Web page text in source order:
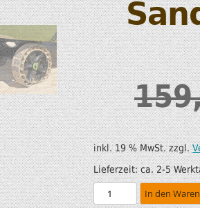
SUP AIR SUP
MODUL KAJAKS
LUFTBOOTE
LEICHTE BOOTE FÜR IHR
WOHNMOBIL
SONDERANGEBOTE/SALE
WILDERNESS
ZUBEHÖR
STECHPADDEL
WESTEN &
TRANSPORT &
LAGERUNG
inkl. 19 % MwSt. zzgl.
Lieferzeit:ca. 2-5
In den